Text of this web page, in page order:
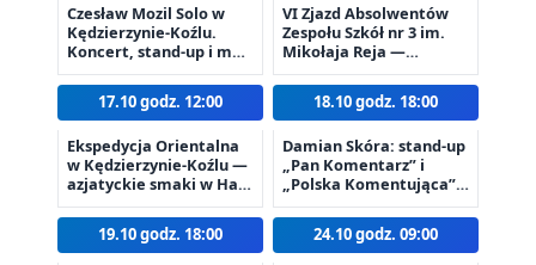
Czesław Mozil Solo w
Kędzierzynie-Koźlu.
Koncert, stand-up i moc
emocji
VI Zjazd Absolwentów
Zespołu Szkół nr 3 im.
Mikołaja Reja —
spotkanie z okazji 80-
lecia
17.10 godz. 12:00
Ekspedycja Orientalna
w Kędzierzynie-Koźlu —
azjatyckie smaki w Hali
Śródmieście
18.10 godz. 18:00
Damian Skóra: stand-up
„Pan Komentarz” i
„Polska Komentująca”
na żywo w Kędzierzynie-
Koźlu
19.10 godz. 18:00 24.10 godz. 09:00